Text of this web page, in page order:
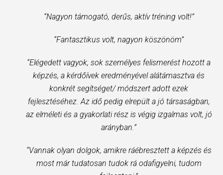
“Nagyon támogató, derűs, aktív tréning volt!”
“Fantasztikus volt, nagyon köszönöm”
“Elégedett vagyok, sok személyes felismerést hozott a
képzés, a kérdőívek eredményével alátámasztva és
konkrét segítséget/ módszert adott ezek
fejlesztéséhez. Az idő pedig elrepült a jó társaságban,
az elméleti és a gyakorlati rész is végig izgalmas volt, jó
arányban.”
“Vannak olyan dolgok, amikre ráébresztett a képzés és
most már tudatosan tudok rá odafigyelni, tudom